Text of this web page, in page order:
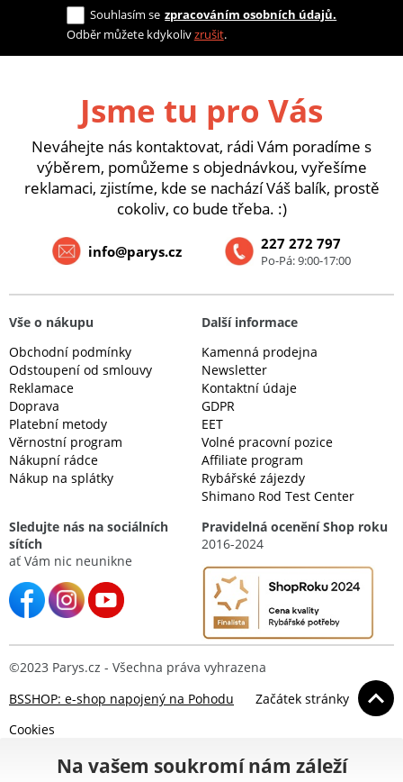
Souhlasím se zpracováním osobních údajů.
Odběr můžete kdykolivzrušit.
Jsme tu pro Vás
Neváhejte nás kontaktovat, rádi Vám poradíme s
výběrem, pomůžeme s objednávkou, vyřešíme
reklamaci, zjistíme, kde se nachází Váš balík, prostě
cokoliv, co bude třeba. :)
227 272 797
Po-Pá: 9:00-17:00
info@parys.cz
Vše o nákupu
Obchodní podmínky
Odstoupení od smlouvy
Reklamace
Doprava
Platební metody
Věrnostní program
Nákupní rádce
Nákup na splátky
Další informace
Kamenná prodejna
Newsletter
Kontaktní údaje
GDPR
EET
Volné pracovní pozice
Affiliate program
Rybářské zájezdy
Shimano Rod Test Center
Sledujte nás na sociálních
sítích
ať Vám nic neunikne
Pravidelná ocenění Shop roku
2016-2024
©2023 Parys.cz - Všechna práva vyhrazena
BSSHOP: e-shop napojený na Pohodu
Začátek stránky
Cookies
Na vašem soukromí nám záleží